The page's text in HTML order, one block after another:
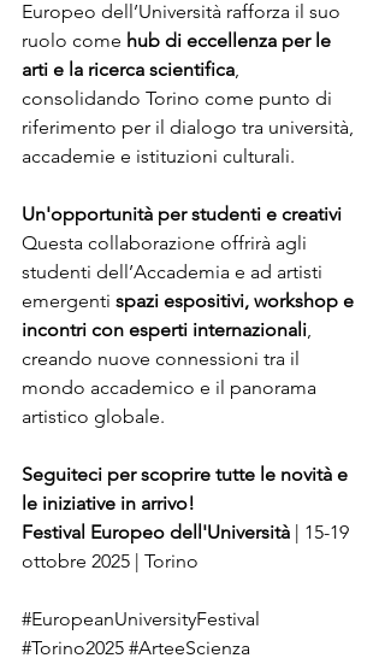
Europeo dell’Università rafforza il suo
ruolo come hub di eccellenza per le
arti e la ricerca scientifica,
consolidando Torino come punto di
riferimento per il dialogo tra università,
accademie e istituzioni culturali.
Un'opportunità per studenti e creativi
Questa collaborazione offrirà agli
studenti dell’Accademia e ad artisti
emergenti spazi espositivi, workshop e
incontri con esperti internazionali,
creando nuove connessioni tra il
mondo accademico e il panorama
artistico globale.
Seguiteci per scoprire tutte le novità e
le iniziative in arrivo!
Festival Europeo dell'Università | 15-19
ottobre 2025 | Torino
#EuropeanUniversityFestival
#Torino2025 #ArteeScienza